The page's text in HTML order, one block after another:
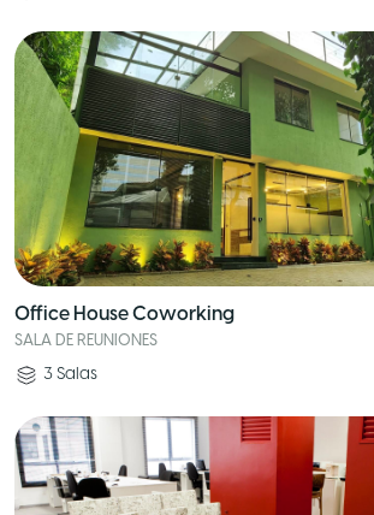
Office House Coworking
SALA DE REUNIONES
3 Salas